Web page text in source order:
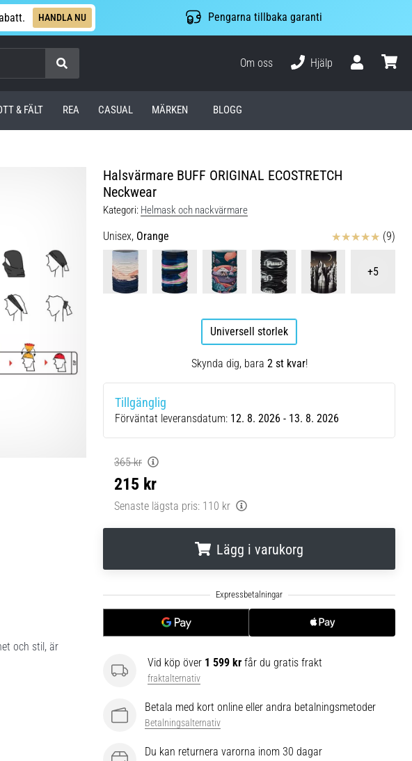
HANDLA NU Pengarna tillbaka garanti
Om oss
Hjälp
& FÄLT REA CASUAL MÄRKEN BLOGG
Halsvärmare BUFF ORIGINAL ECOSTRETCH
Neckwear
Kategori: Helmask och nackvärmare
Unisex, Orange Recensioner (9)
+5
Universell storlek
Skynda dig, bara 2 st kvar!
Tillgänglig
Förväntat leveransdatum: 12. 8. 2026 - 13. 8. 2026
365 kr
215 kr
Senaste lägsta pris: 110 kr
Lägg i varukorg
Vid köp över 1 599 kr får du gratis frakt
fraktalternativ
Betala med kort online eller andra betalningsmetoder
Betalningsalternativ
Du kan returnera varorna inom 30 dagar
och stil, är